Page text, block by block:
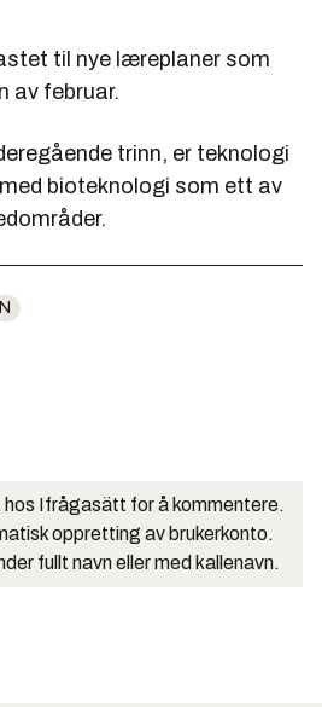
til nye læreplaner som
av februar.
trinn, er teknologi
bioteknologi som ett av
Ifrågasätt for å kommentere.
oppretting av brukerkonto.
fullt navn eller med kallenavn.